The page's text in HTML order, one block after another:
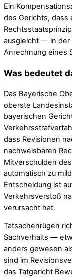
Ein
des Gerichts, dass
ausgleicht — in der
Anrechnung eines
Was bedeutet
Das Bayerische
oberste
bayerischen
dass Revisionen
nachweisbaren
Mitverschulden
automatisch zu
Entscheidung ist
Verkehrsverstoß
verursacht hat.
Tatsachenrügen
Sachverhalts —
anders gewesen
sind im
das Tatgericht